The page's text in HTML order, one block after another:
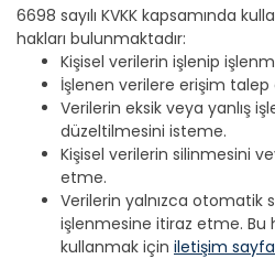
6698 sayılı KVKK kapsamında
hakları bulunmaktadır:
Kişisel verilerin işlenip
İşlenen verilere erişim
Verilerin eksik veya yanlış
düzeltilmesini isteme.
Kişisel verilerin silinmesini
etme.
Verilerin yalnızca otomatik
işlenmesine itiraz etme. Bu
kullanmak için iletişim